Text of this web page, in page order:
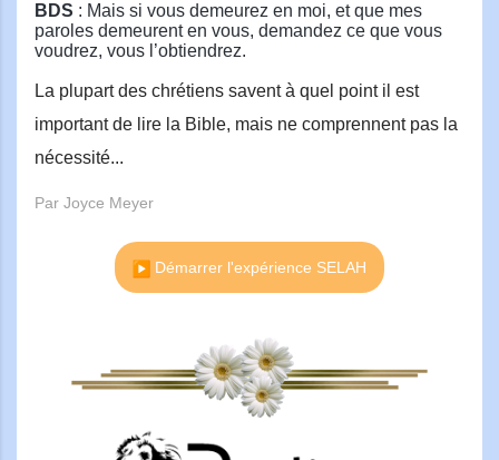
BDS : Mais si vous demeurez en moi, et que mes
paroles demeurent en vous, demandez ce que vous
voudrez, vous l’obtiendrez.
La plupart des chrétiens savent à quel point il est
important de lire la Bible, mais ne comprennent pas la
nécessité...
Par Joyce Meyer
Démarrer l'expérience SELAH